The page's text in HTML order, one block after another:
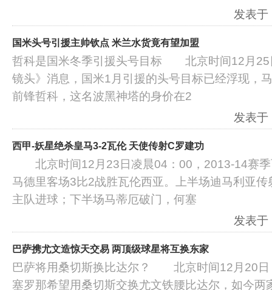
发表
国米头号引援主帅钦点 米兰水货竟有望加盟
哲科是国米冬季引援头号目标 北京时间12月25
镜头》消息，国米1月引援的头号目标已经浮现，
前锋哲科，这名波黑神塔的身价在2
发表
西甲-妖星绝杀皇马3-2瓦伦 天使传射C罗建功
北京时间12月23日凌晨04：00，2013-14赛季
马德里客场3比2战胜瓦伦西亚。上半场迪马利亚
主队进球；下半场马蒂厄破门，何塞
发表
巴萨携尤文造惊天交易 两顶级球星将互换东家
巴萨将用桑切斯换比达尔？ 北京时间12月20日
塞罗那希望用桑切斯交换尤文铁腰比达尔，如今两